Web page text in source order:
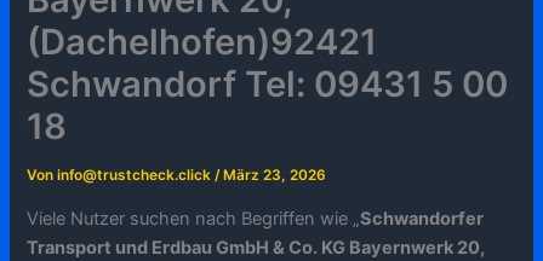
(Dachelhofen)92421
Schwandorf Tel: 09431 5 00
18
Voninfo@trustcheck.click/ März 23, 2026
Viele Nutzer suchen nach Begriffen wie „Schwandorfer
Transport und Erdbau GmbH & Co. KG Bayernwerk 20,